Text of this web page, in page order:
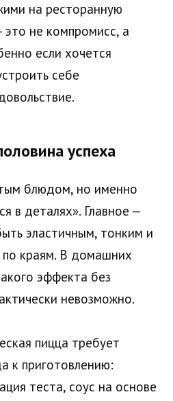
на ресторанную
это не компромисс, а
если хочется
себе
успеха
блюдом, но именно
в деталях». Главное —
эластичным, тонким и
краям. В домашних
эффекта без
невозможно.
пицца требует
к приготовлению:
теста, соус на основе